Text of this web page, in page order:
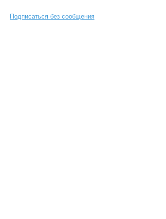
Подписаться без сообщения